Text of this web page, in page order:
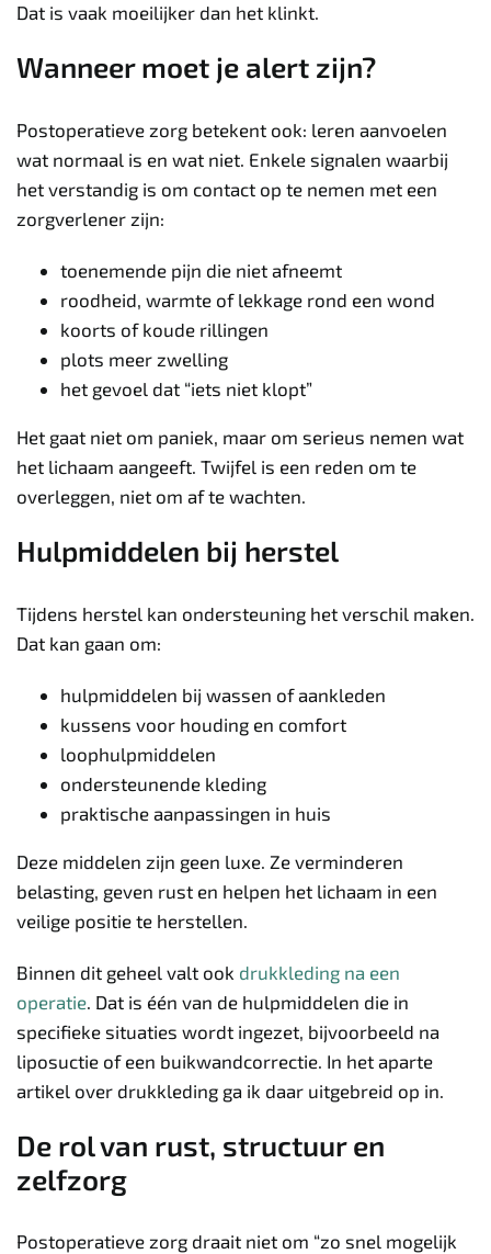
Dat is vaak moeilijker dan het klinkt.
Wanneer moet je alert zijn?
Postoperatieve zorg betekent ook: leren aanvoelen
wat normaal is en wat niet. Enkele signalen waarbij
het verstandig is om contact op te nemen met een
zorgverlener zijn:
toenemende pijn die niet afneemt
roodheid, warmte of lekkage rond een wond
koorts of koude rillingen
plots meer zwelling
het gevoel dat “iets niet klopt”
Het gaat niet om paniek, maar om serieus nemen wat
het lichaam aangeeft. Twijfel is een reden om te
overleggen, niet om af te wachten.
Hulpmiddelen bij herstel
Tijdens herstel kan ondersteuning het verschil maken.
Dat kan gaan om:
hulpmiddelen bij wassen of aankleden
kussens voor houding en comfort
loophulpmiddelen
ondersteunende kleding
praktische aanpassingen in huis
Deze middelen zijn geen luxe. Ze verminderen
belasting, geven rust en helpen het lichaam in een
veilige positie te herstellen.
Binnen dit geheel valt ook drukkleding na een
operatie. Dat is één van de hulpmiddelen die in
specifieke situaties wordt ingezet, bijvoorbeeld na
liposuctie of een buikwandcorrectie. In het aparte
artikel over drukkleding ga ik daar uitgebreid op in.
De rol van rust, structuur en
zelfzorg
Postoperatieve zorg draait niet om “zo snel mogelijk